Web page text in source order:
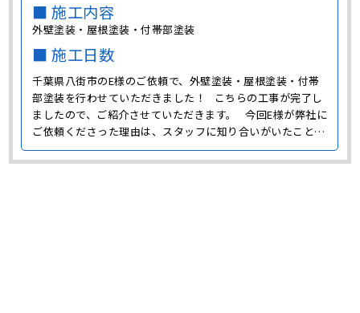
■ 施工内容
外壁塗装・屋根塗装・付帯部塗装
■ 施工日数
千葉県八街市のE様のご依頼で、外壁塗装・屋根塗装・付帯
部塗装を行わせていただきました！ こちらの工事が完了し
ましたので、ご紹介させていただきます。 今回E様が弊社に
ご依頼くださった理由は、スタッフに知り合いがいたこと、
説明が分かりやすかったことなどだそうです。 それでは今
回のE様邸での工事について、具体的に見ていきましょう。